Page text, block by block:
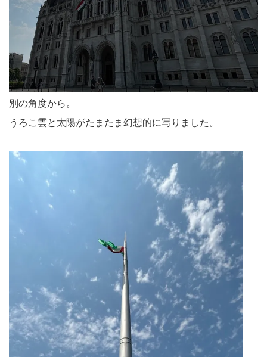
別の角度から。
うろこ雲と太陽がたまたま幻想的に写りました。